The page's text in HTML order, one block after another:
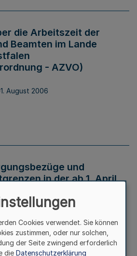
die Arbeitszeit der
Beamten im Lande
- AZVO)
August 2006
und
in der ab 1. April
Cookies verwendet. Sie können
zustimmen, oder nur solchen,
der Seite zwingend erforderlich
die Datenschutzerklärung